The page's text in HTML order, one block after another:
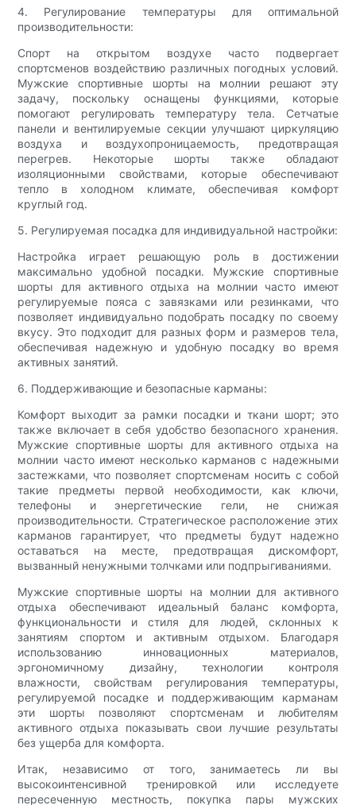
4. Регулирование температуры для оптимальной
производительности:
Спорт на открытом воздухе часто подвергает
спортсменов воздействию различных погодных условий.
Мужские спортивные шорты на молнии решают эту
задачу, поскольку оснащены функциями, которые
помогают регулировать температуру тела. Сетчатые
панели и вентилируемые секции улучшают циркуляцию
воздуха и воздухопроницаемость, предотвращая
перегрев. Некоторые шорты также обладают
изоляционными свойствами, которые обеспечивают
тепло в холодном климате, обеспечивая комфорт
круглый год.
5. Регулируемая посадка для индивидуальной настройки:
Настройка играет решающую роль в достижении
максимально удобной посадки. Мужские спортивные
шорты для активного отдыха на молнии часто имеют
регулируемые пояса с завязками или резинками, что
позволяет индивидуально подобрать посадку по своему
вкусу. Это подходит для разных форм и размеров тела,
обеспечивая надежную и удобную посадку во время
активных занятий.
6. Поддерживающие и безопасные карманы:
Комфорт выходит за рамки посадки и ткани шорт; это
также включает в себя удобство безопасного хранения.
Мужские спортивные шорты для активного отдыха на
молнии часто имеют несколько карманов с надежными
застежками, что позволяет спортсменам носить с собой
такие предметы первой необходимости, как ключи,
телефоны и энергетические гели, не снижая
производительности. Стратегическое расположение этих
карманов гарантирует, что предметы будут надежно
оставаться на месте, предотвращая дискомфорт,
вызванный ненужными толчками или подпрыгиваниями.
Мужские спортивные шорты на молнии для активного
отдыха обеспечивают идеальный баланс комфорта,
функциональности и стиля для людей, склонных к
занятиям спортом и активным отдыхом. Благодаря
использованию инновационных материалов,
эргономичному дизайну, технологии контроля
влажности, свойствам регулирования температуры,
регулируемой посадке и поддерживающим карманам
эти шорты позволяют спортсменам и любителям
активного отдыха показывать свои лучшие результаты
без ущерба для комфорта.
Итак, независимо от того, занимаетесь ли вы
высокоинтенсивной тренировкой или исследуете
пересеченную местность, покупка пары мужских